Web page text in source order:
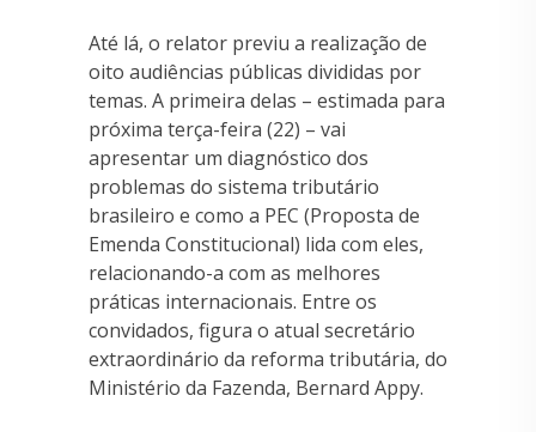
Até lá, o relator previu a realização de
oito audiências públicas divididas por
temas. A primeira delas – estimada para
próxima terça-feira (22) – vai
apresentar um diagnóstico dos
problemas do sistema tributário
brasileiro e como a PEC (Proposta de
Emenda Constitucional) lida com eles,
relacionando-a com as melhores
práticas internacionais. Entre os
convidados, figura o atual secretário
extraordinário da reforma tributária, do
Ministério da Fazenda, Bernard Appy.